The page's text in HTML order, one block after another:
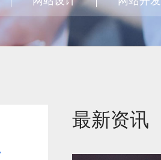
最新资讯